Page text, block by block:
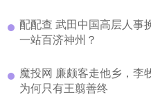
配配查 武田中国高层人事
一站百济神州？
魔投网 廉颇客走他乡，李
为何只有王翦善终